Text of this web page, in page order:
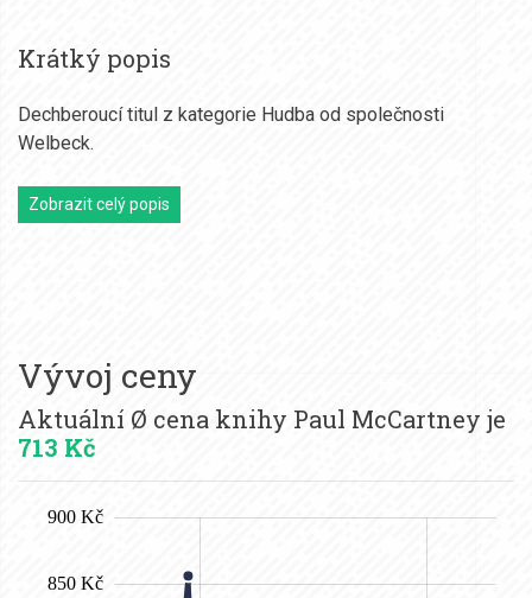
Krátký popis
Dechberoucí titul z kategorie Hudba od společnosti
Welbeck.
Zobrazit celý popis
Vývoj ceny
Aktuální Ø cena knihy Paul McCartney je
713 Kč